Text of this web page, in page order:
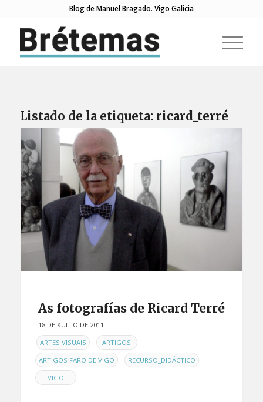
Blog de Manuel Bragado. Vigo Galicia
Listado de la etiqueta: ricard_terré
As fotografías de Ricard Terré
18 DE XULLO DE 2011
ENARTES VISUAIS , ARTIGOS ,
ARTIGOS FARO DE VIGO , RECURSO_DIDÁCTICO ,
VIGO